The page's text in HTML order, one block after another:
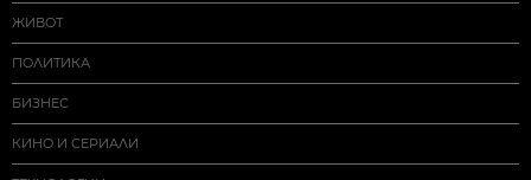
ЖИВОТ
ПОЛИТИКА
БИЗНЕС
КИНО И СЕРИАЛИ